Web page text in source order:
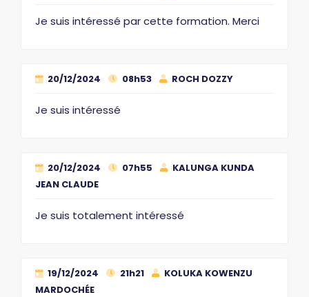
Je suis intéressé par cette formation. Merci
20/12/2024 08h53 ROCH DOZZY
Je suis intéressé
20/12/2024 07h55
KALUNGA KUNDA
JEAN CLAUDE
Je suis totalement intéressé
19/12/2024 21h21
KOLUKA KOWENZU
MARDOCHÉE